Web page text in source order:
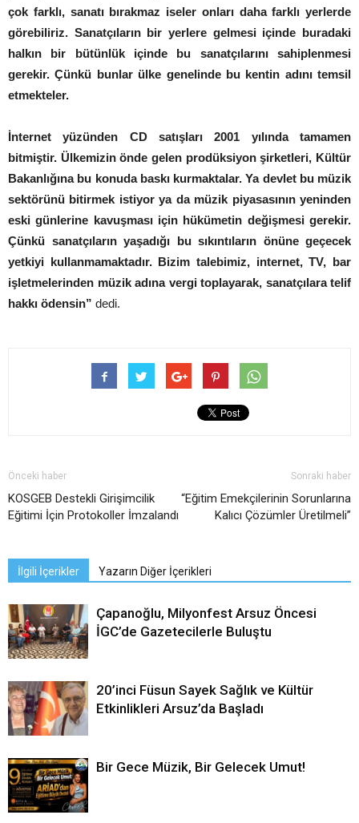
çok farklı, sanatı bırakmaz iseler onları daha farklı yerlerde
görebiliriz. Sanatçıların bir yerlere gelmesi içinde buradaki
halkın bir bütünlük içinde bu sanatçılarını sahiplenmesi
gerekir. Çünkü bunlar ülke genelinde bu kentin adını temsil
etmekteler.
İnternet yüzünden CD satışları 2001 yılında tamamen
bitmiştir. Ülkemizin önde gelen prodüksiyon şirketleri, Kültür
Bakanlığına bu konuda baskı kurmaktalar. Ya devlet bu müzik
sektörünü bitirmek istiyor ya da müzik piyasasının yeninden
eski günlerine kavuşması için hükümetin değişmesi gerekir.
Çünkü sanatçıların yaşadığı bu sıkıntıların önüne geçecek
yetkiyi kullanmamaktadır. Bizim talebimiz, internet, TV, bar
işletmelerinden müzik adına vergi toplayarak, sanatçılara telif
hakkı ödensin” dedi.
Önceki haber
KOSGEB Destekli Girişimcilik
Eğitimi İçin Protokoller İmzalandı
Sonraki haber
“Eğitim Emekçilerinin Sorunlarına
Kalıcı Çözümler Üretilmeli”
İlgili İçerikler Yazarın Diğer İçerikleri
Çapanoğlu, Milyonfest Arsuz Öncesi
İGC’de Gazetecilerle Buluştu
20’inci Füsun Sayek Sağlık ve Kültür
Etkinlikleri Arsuz’da Başladı
Bir Gece Müzik, Bir Gelecek Umut!